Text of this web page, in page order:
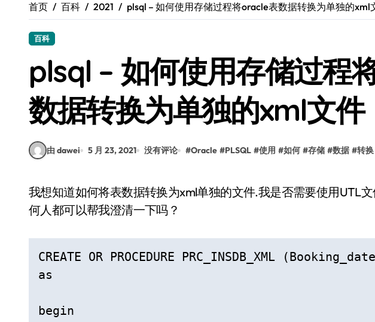
VR创业新路径：模式创新与平台化双轮驱动
科技赋能：系统容器优化与高效编排驱动服务器性能跃升
首页 百科 2021 plsql – 如何使用存储过程将oracle表数据转换为单独的xml
百科
plsql – 如何使用存储过程
数据转换为单独的xml文件
由 dawei 5 月 23, 2021 没有评论 #Oracle #PLSQL #使用 #如何 #存储 #数据 #转换
我想知道如何将表数据转换为xml单独的文件.我是否需要使用UTL文件概念？以下是示例代码.任
何人都可以帮我澄清一下吗？
CREATE OR PROCEDURE PRC_INSDB_XML
as
begin